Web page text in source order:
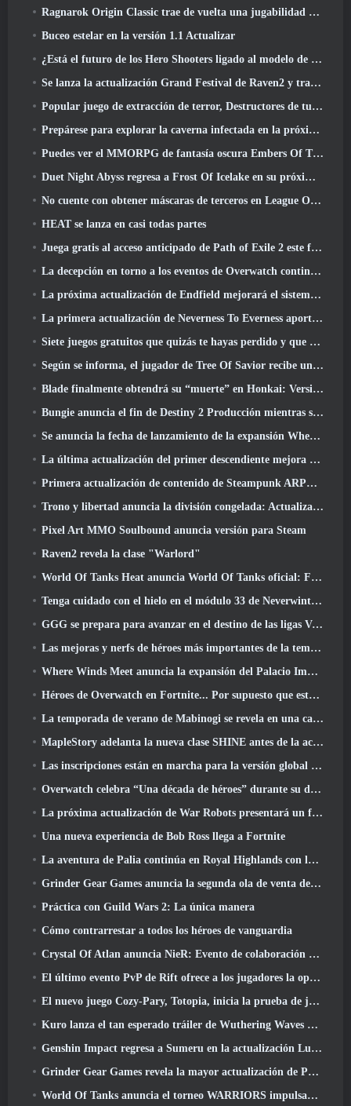
Ragnarok Origin Classic trae de vuelta una jugabilidad MMORPG justa y CBT abre en junio 4
Buceo estelar en la versión 1.1 Actualizar
¿Está el futuro de los Hero Shooters ligado al modelo de servicio en vivo F2P??
Se lanza la actualización Grand Festival de Raven2 y trae consigo la nueva clase Warlord
Popular juego de extracción de terror, Destructores de tumbas, Lanzamientos en Occidente
Prepárese para explorar la caverna infectada en la próxima actualización de Eterspire
Puedes ver el MMORPG de fantasía oscura Embers Of The Uncrown de Nexon durante el Steam Next Fest
Duet Night Abyss regresa a Frost Of Icelake en su próxima actualización Steampunk
No cuente con obtener máscaras de terceros en League Of Legends
HEAT se lanza en casi todas partes
Juega gratis al acceso anticipado de Path of Exile 2 este fin de semana
La decepción en torno a los eventos de Overwatch continúa 10 Año Aniversario
La próxima actualización de Endfield mejorará el sistema de fábrica
La primera actualización de Neverness To Everness aporta mucho a la mesa
Siete juegos gratuitos que quizás te hayas perdido y que forman parte del Steam Ocean Fest
Según se informa, el jugador de Tree Of Savior recibe un premio especial por gastar 100.000 dólares en el juego
Blade finalmente obtendrá su “muerte” en Honkai: Versión de riel en estrella 4.3
Bungie anuncia el fin de Destiny 2 Producción mientras se preparan para trabajar en nuevos proyectos
Se anuncia la fecha de lanzamiento de la expansión Where Winds Meet “Imperial Palace”
La última actualización del primer descendiente mejora el ciclo agrícola y actualiza el modo Embestida
Primera actualización de contenido de Steampunk ARPG Crystalfall para abordar las "preocupaciones clave de los jugadores"
Trono y libertad anuncia la división congelada: Actualización Nix
Pixel Art MMO Soulbound anuncia versión para Steam
Raven2 revela la clase "Warlord"
World Of Tanks Heat anuncia World Of Tanks oficial: Fecha de lanzamiento de HEAT
Tenga cuidado con el hielo en el módulo 33 de Neverwinter, Frío cortante
GGG se prepara para avanzar en el destino de las ligas Vaal de Path Of Exile 2 antes del lanzamiento del regreso de los Antiguos
Las mejoras y nerfs de héroes más importantes de la temporada 8
Where Winds Meet anuncia la expansión del Palacio Imperial y comparte una hoja de ruta de contenido "masiva"
Héroes de Overwatch en Fortnite... Por supuesto que estaba destinado a suceder
La temporada de verano de Mabinogi se revela en una carta del productor
MapleStory adelanta la nueva clase SHINE antes de la actualización de junio
Las inscripciones están en marcha para la versión global de la 'Prueba de prólogo' de Limit Zero Breakers de NCSoft
Overwatch celebra “Una década de héroes” durante su décimo aniversario
La próxima actualización de War Robots presentará un francotirador inspirado en Lovecraft
Una nueva experiencia de Bob Ross llega a Fortnite
La aventura de Palia continúa en Royal Highlands con la actualización de hoy
Grinder Gear Games anuncia la segunda ola de venta de entradas para ExileCon
Práctica con Guild Wars 2: La única manera
Cómo contrarrestar a todos los héroes de vanguardia
Crystal Of Atlan anuncia NieR: Evento de colaboración de autómatas
El último evento PvP de Rift ofrece a los jugadores la oportunidad de ganar hasta 4000 Créditos y un nuevo título
El nuevo juego Cozy-Pary, Totopia, inicia la prueba de juego beta cerrada
Kuro lanza el tan esperado tráiler de Wuthering Waves Cyberpunk: Cruce de Edgerunners
Genshin Impact regresa a Sumeru en la actualización Luna VII
Grinder Gear Games revela la mayor actualización de Path Of Exile II hasta el momento, El regreso de los antiguos
World Of Tanks anuncia el torneo WARRIORS impulsado por la comunidad